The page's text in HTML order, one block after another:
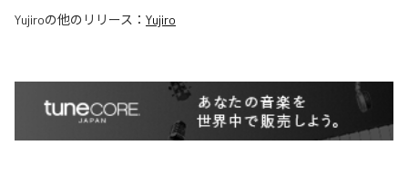
Yujiroの他のリリース： Yujiro